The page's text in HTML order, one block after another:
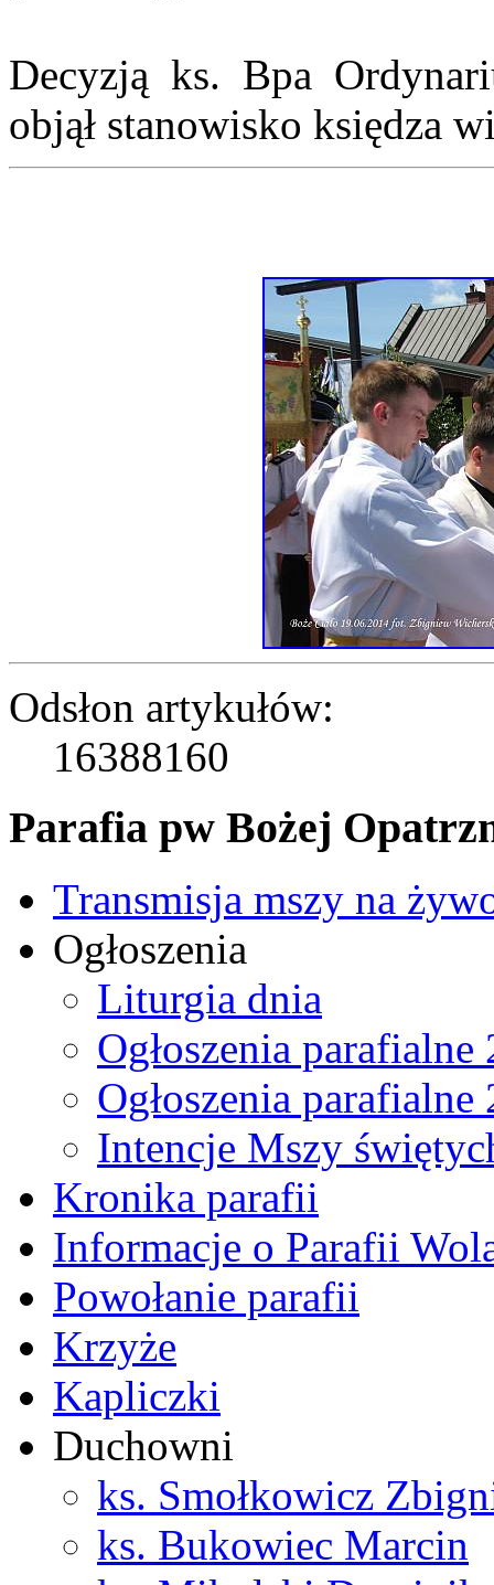
Decyzją ks. Bpa
objął stanowisko księdza
Odsłon artykułów:
16388160
Parafia pw Bożej
Transmisja mszy na
Ogłoszenia
Liturgia dnia
Ogłoszenia parafialne
Ogłoszenia parafialne
Intencje Mszy
Kronika parafii
Informacje o Parafii
Powołanie parafii
Krzyże
Kapliczki
Duchowni
ks. Smołkowicz
ks. Bukowiec Marcin